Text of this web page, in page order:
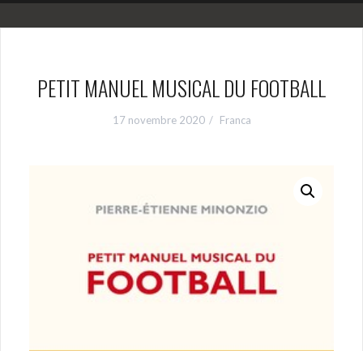
PETIT MANUEL MUSICAL DU FOOTBALL
17 novembre 2020 Franca